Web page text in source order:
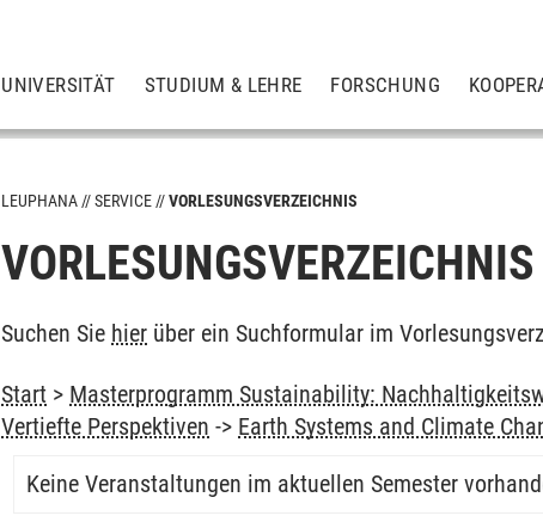
UNIVERSITÄT STUDIUM & LEHRE FORSCHUNG
LEUPHANA SERVICE VORLESUNGSVERZEICHNIS
VORLESUNGSVERZEICHNIS
Suchen Sie hier über ein Suchformular im
Start > Masterprogramm Sustainability:
Vertiefte Perspektiven -> Earth Systems and Climate
Keine Veranstaltungen im aktuellen Semester